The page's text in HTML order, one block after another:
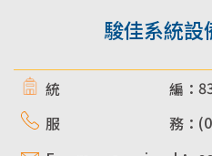
駿佳系統設
統 編：
服 務：